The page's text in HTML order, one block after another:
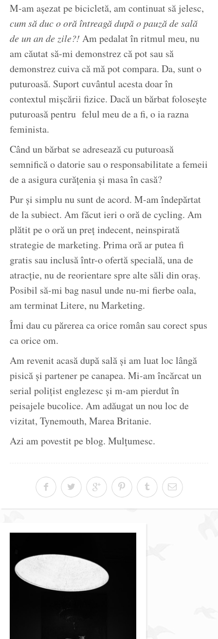
M-am așezat pe bicicletă, am continuat să jelesc,
cum să duc o oră întreagă după o pauză de sală
de un an de zile?! Am pedalat în ritmul meu, nu
am căutat să-mi demonstrez că pot sau să
demonstrez cuiva că mă pot compara. Da, sunt o
puturoasă. Suport cuvântul acesta doar în
contextul mișcării fizice. Dacă un bărbat folosește
puturoasă pentru felul meu de a fi, o ia razna
feminista.
Când un bărbat se adresează cu puturoasă
semnifică o datorie sau o responsabilitate a femeii
de a asigura curățenia și masa în casă?
Pur și simplu nu sunt de acord. M-am îndepărtat
de la subiect. Am făcut ieri o oră de cycling. Am
plătit pe o oră un preț indecent, neinspirată
strategie de marketing. Prima oră ar putea fi
gratis sau inclusă într-o ofertă specială, una de
atracție, nu de reorientare spre alte săli din oraș.
Posibil să-mi bag nasul unde nu-mi fierbe oala,
am terminat Litere, nu Marketing.
Îmi dau cu părerea ca orice român sau corect spus
ca orice om.
Am revenit acasă după sală și am luat loc lângă
pisică și partener pe canapea. Mi-am încărcat un
serial polițist englezesc și m-am pierdut în
peisajele bucolice. Am adăugat un nou loc de
vizitat, Tynemouth, Marea Britanie.
Azi am povestit pe blog. Mulțumesc.